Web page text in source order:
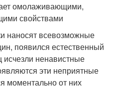
омолаживающими,
свойствами
наносят всевозможные
появился естественный
ненавистные
эти неприятные
моментально от них